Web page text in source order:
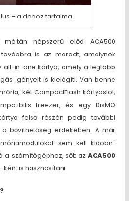
– a doboz tartalma
népszerű előd ACA500
is az maradt, amelynek
all-in-one kártya, amely a legtöbb
igényeit is kielégíti. Van benne
két CompactFlash kártyaslot,
freezer, és egy DisMO
felső részén pedig további
bővíthetőség érdekében. A már
sem kell kidobni:
a számítógéphez, sőt: azACA500
is hasznosítani.